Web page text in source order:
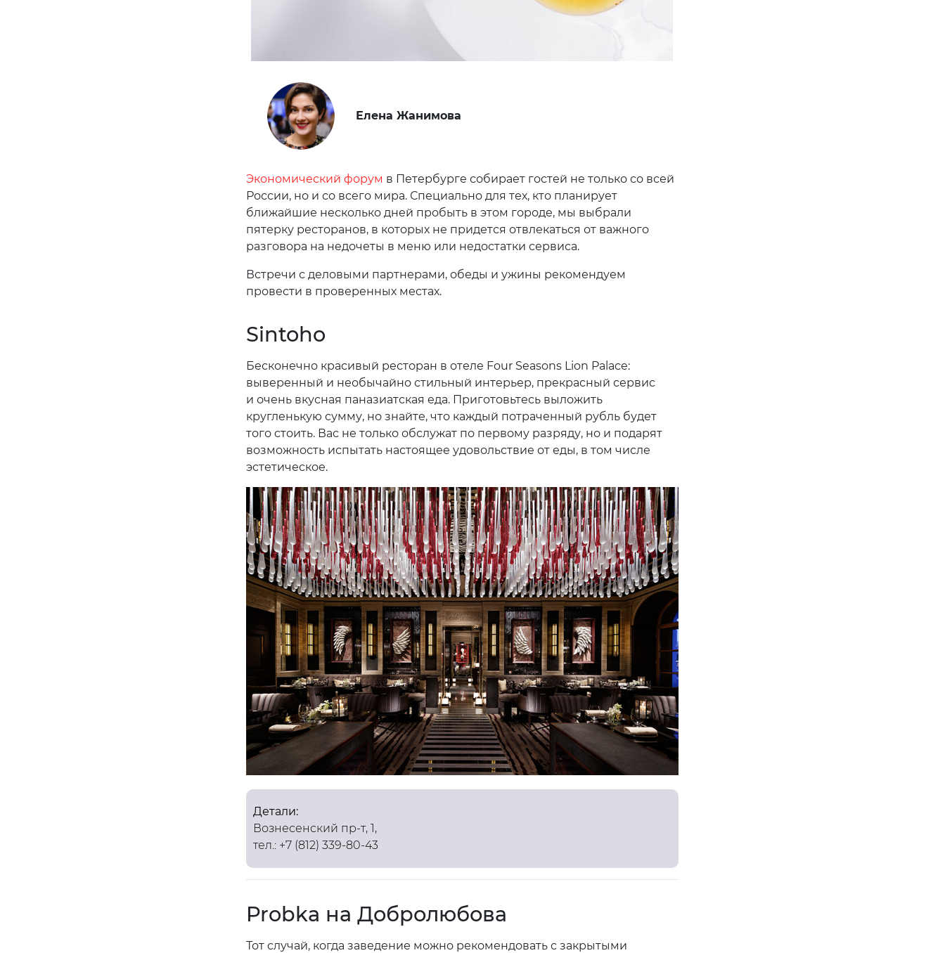
Елена Жанимова
Экономический форум в Петербурге собирает гостей не только со всей
России, но и со всего мира. Специально для тех, кто планирует
ближайшие несколько дней пробыть в этом городе, мы выбрали
пятерку ресторанов, в которых не придется отвлекаться от важного
разговора на недочеты в меню или недостатки сервиса.
Встречи с деловыми партнерами, обеды и ужины рекомендуем
провести в проверенных местах.
Sintoho
Бесконечно красивый ресторан в отеле Four Seasons Lion Palace:
выверенный и необычайно стильный интерьер, прекрасный сервис
и очень вкусная паназиатская еда. Приготовьтесь выложить
кругленькую сумму, но знайте, что каждый потраченный рубль будет
того стоить. Вас не только обслужат по первому разряду, но и подарят
возможность испытать настоящее удовольствие от еды, в том числе
эстетическое.
Детали:
Вознесенский пр-т, 1,
тел.: +7 (812) 339-80-43
Probka на Добролюбова
Тот случай, когда заведение можно рекомендовать с закрытыми